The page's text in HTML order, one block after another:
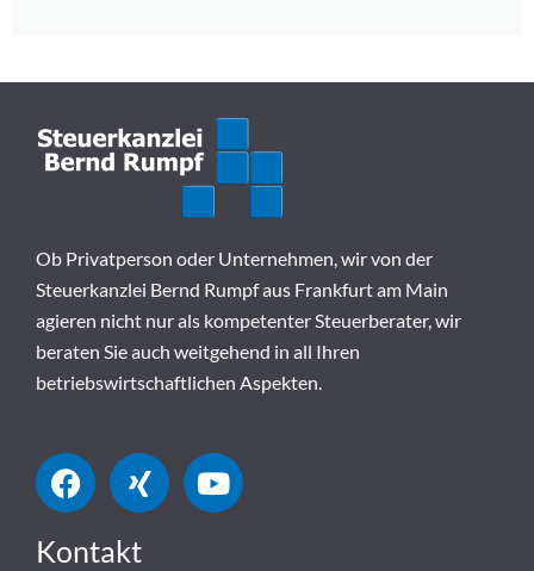
Ob Privatperson oder Unternehmen, wir von der
Steuerkanzlei Bernd Rumpf aus Frankfurt am Main
agieren nicht nur als kompetenter Steuerberater, wir
beraten Sie auch weitgehend in all Ihren
betriebswirtschaftlichen Aspekten.
Kontakt